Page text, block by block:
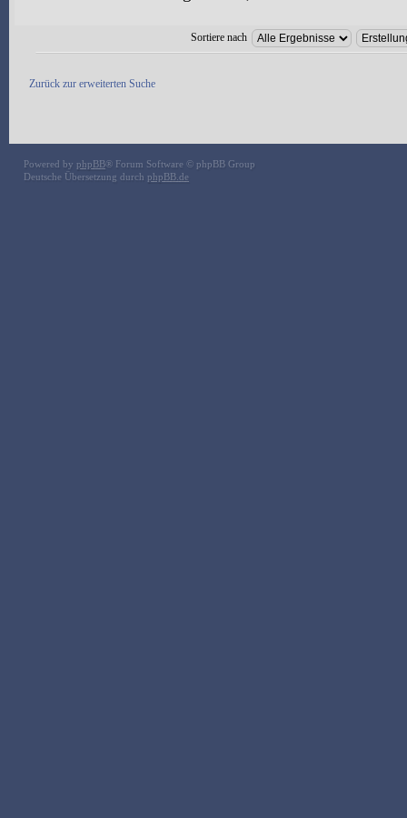
Sortiere nach
Zurück zur erweiterten Suche
Powered by phpBB® Forum Software © phpBB Group
Deutsche Übersetzung durch phpBB.de